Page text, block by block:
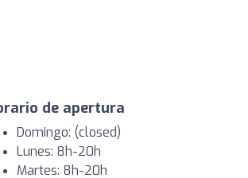
de apertura
Domingo: (closed)
Lunes: 8h-20h
Martes: 8h-20h